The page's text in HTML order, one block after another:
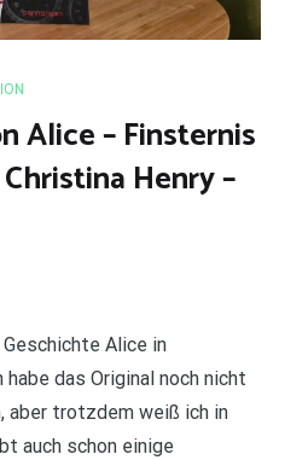
Alice – Finsternis
Henry –
Alice in
habe das Original noch nicht
aber trotzdem weiß ich in
auch schon einige